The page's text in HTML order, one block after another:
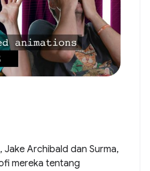
Archibald dan Surma,
mereka tentang